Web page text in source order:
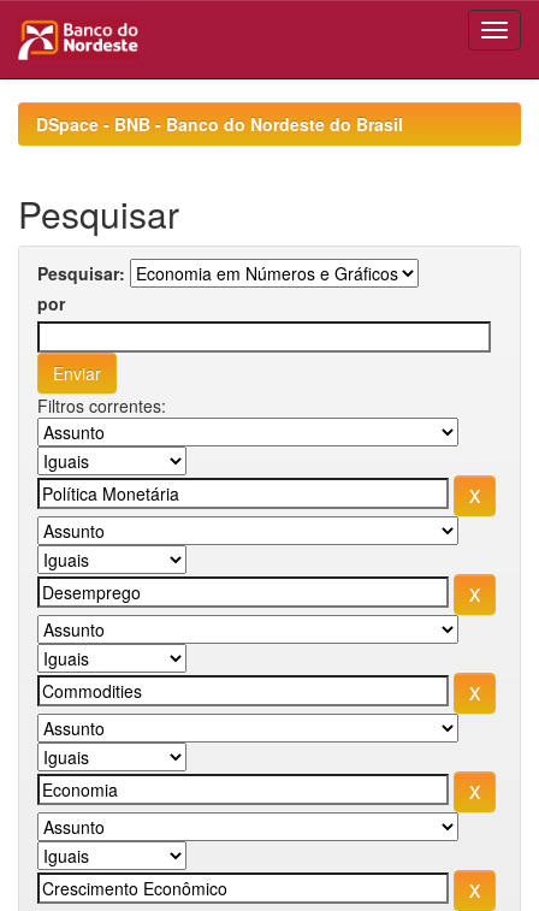
navigationDSpace - BNB - Banco do Nordeste do Brasil
Pesquisar
Pesquisar:
por
Filtros correntes: